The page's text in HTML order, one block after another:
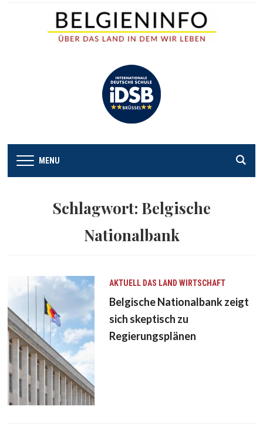
MENU
Schlagwort: Belgische
Nationalbank
AKTUELL DAS LAND WIRTSCHAFT
Belgische Nationalbank zeigt
sich skeptisch zu
Regierungsplänen